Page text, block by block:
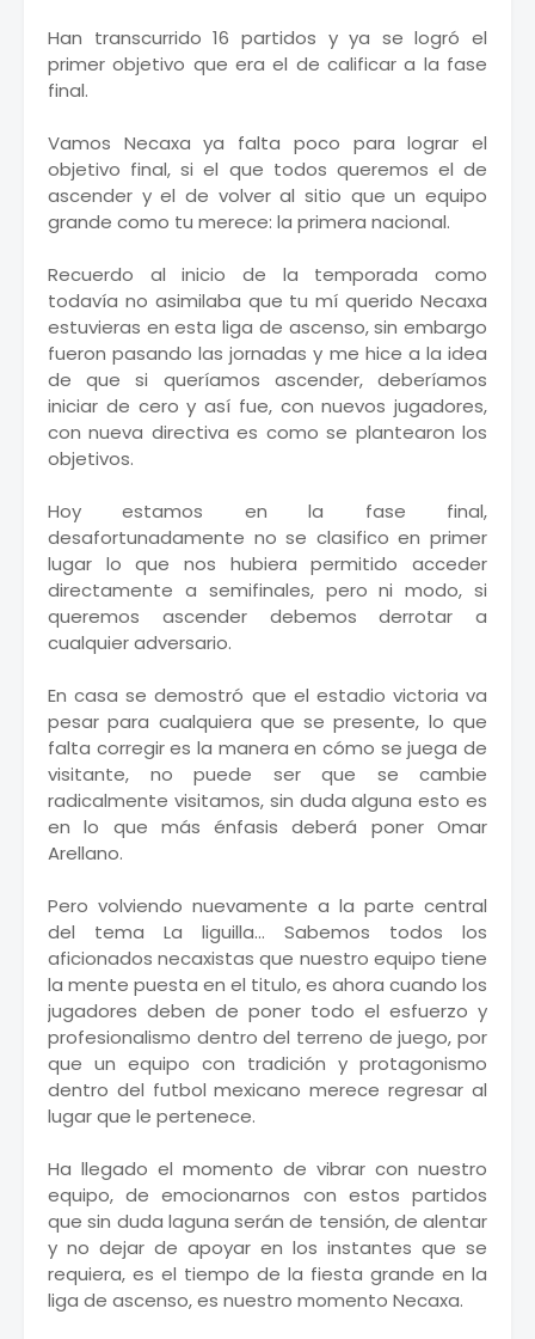
Han transcurrido 16 partidos y ya se logró el
primer objetivo que era el de calificar a la fase
final.
Vamos Necaxa ya falta poco para lograr el
objetivo final, si el que todos queremos el de
ascender y el de volver al sitio que un equipo
grande como tu merece: la primera nacional.
Recuerdo al inicio de la temporada como
todavía no asimilaba que tu mí querido Necaxa
estuvieras en esta liga de ascenso, sin embargo
fueron pasando las jornadas y me hice a la idea
de que si queríamos ascender, deberíamos
iniciar de cero y así fue, con nuevos jugadores,
con nueva directiva es como se plantearon los
objetivos.
Hoy estamos en la fase final,
desafortunadamente no se clasifico en primer
lugar lo que nos hubiera permitido acceder
directamente a semifinales, pero ni modo, si
queremos ascender debemos derrotar a
cualquier adversario.
En casa se demostró que el estadio victoria va
pesar para cualquiera que se presente, lo que
falta corregir es la manera en cómo se juega de
visitante, no puede ser que se cambie
radicalmente visitamos, sin duda alguna esto es
en lo que más énfasis deberá poner Omar
Arellano.
Pero volviendo nuevamente a la parte central
del tema La liguilla… Sabemos todos los
aficionados necaxistas que nuestro equipo tiene
la mente puesta en el titulo, es ahora cuando los
jugadores deben de poner todo el esfuerzo y
profesionalismo dentro del terreno de juego, por
que un equipo con tradición y protagonismo
dentro del futbol mexicano merece regresar al
lugar que le pertenece.
Ha llegado el momento de vibrar con nuestro
equipo, de emocionarnos con estos partidos
que sin duda laguna serán de tensión, de alentar
y no dejar de apoyar en los instantes que se
requiera, es el tiempo de la fiesta grande en la
liga de ascenso, es nuestro momento Necaxa.